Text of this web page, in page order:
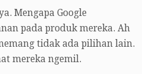
Mengapa Google
pada produk mereka. Ah
tidak ada pilihan lain.
mereka ngemil.